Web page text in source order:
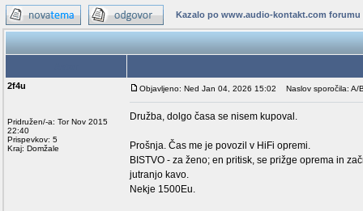
Kazalo po www.audio-kontakt.com forumu
2f4u
Pridružen/-a: Tor Nov 2015
22:40
Prispevkov: 5
Kraj: Domžale
Objavljeno: Ned Jan 04, 2026 15:02 Naslov sporočila: A/
Družba, dolgo časa se nisem kupoval.
Prošnja. Čas me je povozil v HiFi opremi.
BISTVO - za ženo; en pritisk, se prižge oprema in
jutranjo kavo.
Nekje 1500Eu.